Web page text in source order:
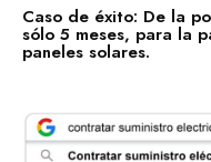
Caso de éxito: De la
sólo 5 meses, para la
paneles solares.